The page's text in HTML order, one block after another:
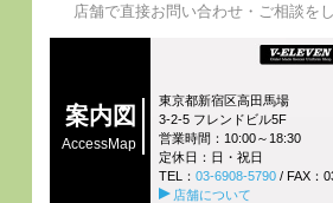
店舗で直接お問い合わせ・ご相談を
案内図
AccessMap
東京都新宿区高田馬場
3-2-5 フレンドビル5F
営業時間：10:00～18:30
定休日：日・祝日
TEL： 03-6908-5790 / FAX：
店舗について